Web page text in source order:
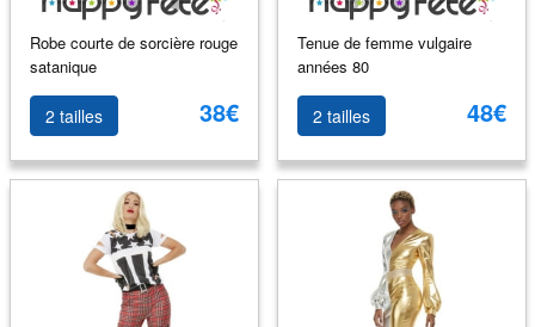
Robe courte de sorcière rouge
satanique
2 tailles 38€
Tenue de femme vulgaire
années 80
2 tailles 48€